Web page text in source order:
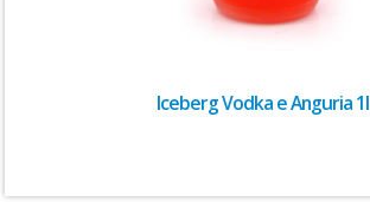
Iceberg Vodka e Anguria 1l